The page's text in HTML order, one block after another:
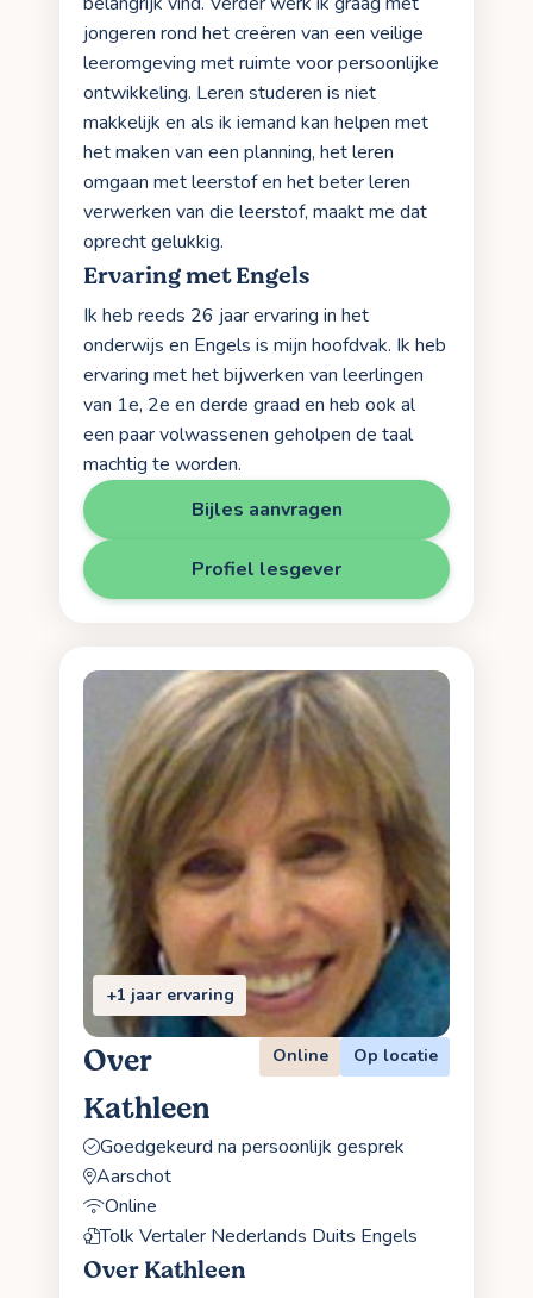
jongeren rond het creëren van een veilige
leeromgeving met ruimte voor persoonlijke
ontwikkeling. Leren studeren is niet
makkelijk en als ik iemand kan helpen met
het maken van een planning, het leren
omgaan met leerstof en het beter leren
verwerken van die leerstof, maakt me dat
oprecht gelukkig.
Ervaring met Engels
Ik heb reeds 26 jaar ervaring in het
onderwijs en Engels is mijn hoofdvak. Ik heb
ervaring met het bijwerken van leerlingen
van 1e, 2e en derde graad en heb ook al
een paar volwassenen geholpen de taal
machtig te worden.
Bijles aanvragen
Profiel lesgever
+1 jaar ervaring
Over
Kathleen
Online Op locatie
Goedgekeurd na persoonlijk gesprek
Aarschot
Online
Tolk Vertaler Nederlands Duits Engels
Over Kathleen